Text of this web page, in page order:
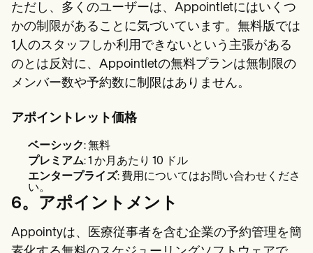
ただし、多くのユーザーは、Appointletにはいくつ
かの制限があることに気づいています。無料版では
1人のスタッフしか利用できないという主張がある
のとは反対に、Appointletの無料プランは無制限の
メンバー数や予約数に制限はありません。
アポイントレット価格
ベーシック: 無料
プレミアム: 1 か月あたり 10 ドル
エンタープライズ: 費用についてはお問い合わせくださ
い。
6。アポイントメント
Appointyは、医療従事者を含む企業の予約管理を簡